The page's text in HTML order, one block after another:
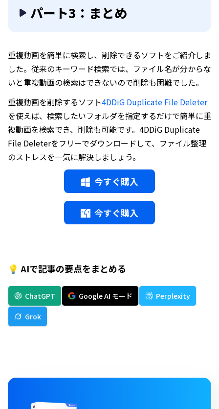
パート3：まとめ
重複動画を簡単に検索し、削除できるソフトをご紹介しま
した。従来のキーワード検索では、ファイル名が分からな
いと重複動画の検索はできないので削除も困難でした。
重複動画を削除するソフト4DDiG Duplicate File Deleter
を使えば、検索したいフォルダを指定するだけで簡単に重
複動画を検索でき、削除も可能です。4DDiG Duplicate
File Deleterをフリーでダウンロードして、ファイル整理
のストレスを一気に解決しましょう。
今すぐ購入
今すぐ購入
💡 AIで記事の要点をまとめる
ChatGPT Google AI モード Perplexity
Grok